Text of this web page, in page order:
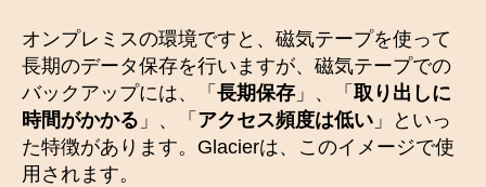
オンプレミスの環境ですと、磁気テープを使って
長期のデータ保存を行いますが、磁気テープでの
バックアップには、「 長期保存 」、「 取り出しに
時間がかかる 」、「 アクセス頻度は低い 」といっ
た特徴があります。Glacierは、このイメージで使
用されます。